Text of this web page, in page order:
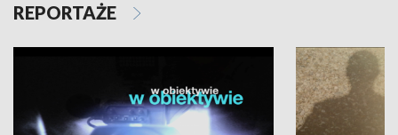
REPORTAŻE